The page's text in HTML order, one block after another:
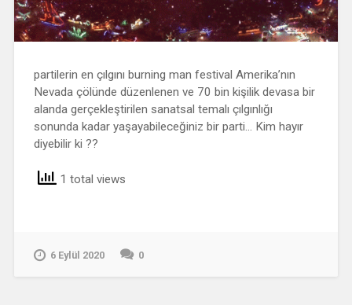
partilerin en çılgını burning man festival Amerika’nın
Nevada çölünde düzenlenen ve 70 bin kişilik devasa bir
alanda gerçekleştirilen sanatsal temalı çılgınlığı
sonunda kadar yaşayabileceğiniz bir parti… Kim hayır
diyebilir ki ??
1 total views
6 Eylül 2020 0